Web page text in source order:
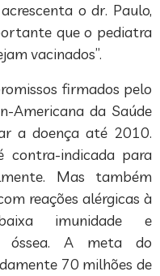
o dr. Paulo,
que o pediatra
vacinados”.
firmados pelo
Americana da Saúde
a doença até 2010.
contra-indicada para
Mas também
reações alérgicas à
imunidade e
óssea. A meta do
70 milhões de